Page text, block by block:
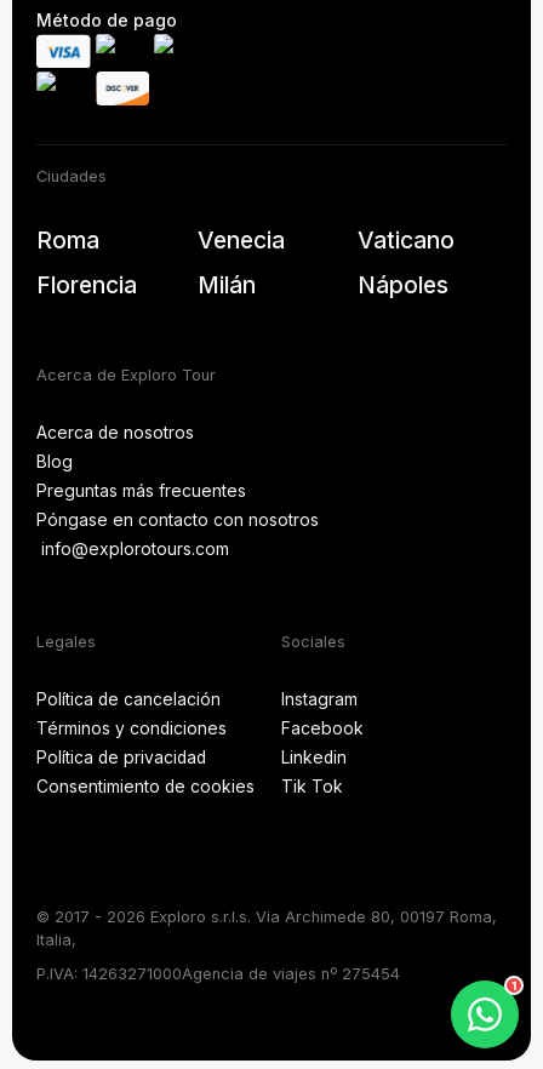
Método de pago
Ciudades
Roma Venecia
Vaticano
Florencia
Milán Nápoles
Acerca de Exploro Tour
Acerca de nosotros
Acerca de nosotros
Blog
Blog
Preguntas más frecuentes
PREGUNTAS MÁS
FRECUENTES
Póngase en contacto con nosotros
Póngase en contacto con nosotros
info@explorotours.com
Legales
Política de cancelación
Política de cancelación
Términos y condiciones
Términos y condiciones
Política de privacidad
Política de privacidad
Consentimiento de cookies
Sociales
Instagram
Instagram
Facebook
Facebook
Linkedin
Linkedin
Tik Tok
© 2017 - 2026 Exploro s.r.l.s. Via Archimede 80, 00197 Roma,
Italia,
P.IVA: 14263271000Agencia de viajes nº 275454
1